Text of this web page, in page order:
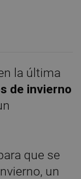
la última
de invierno
que se
un